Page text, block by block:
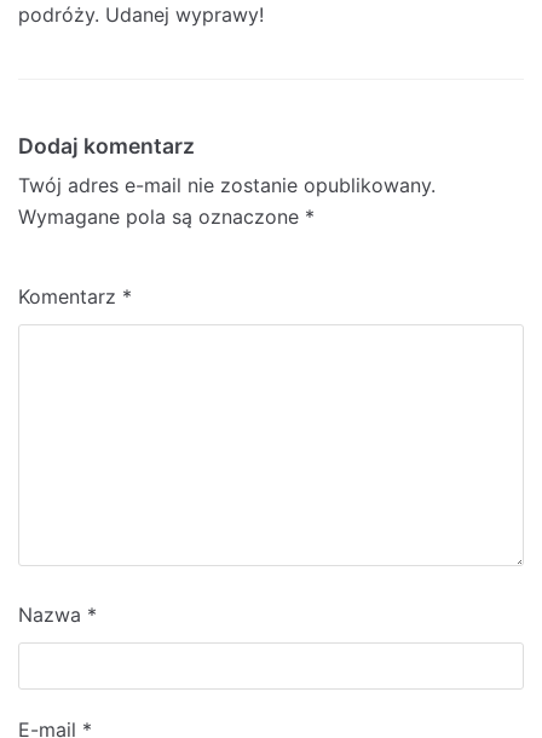
podróży. Udanej wyprawy!
Dodaj komentarz
Twój adres e-mail nie zostanie opublikowany.
Wymagane pola są oznaczone *
Komentarz *
Nazwa *
E-mail *